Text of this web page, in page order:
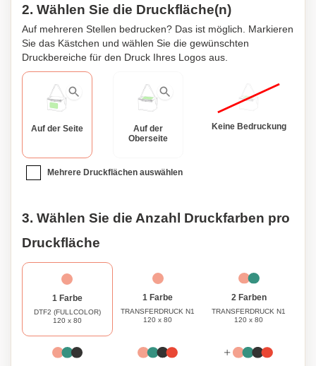
2. Wählen Sie die Druckfläche(n)
Auf mehreren Stellen bedrucken? Das ist möglich. Markieren
Sie das Kästchen und wählen Sie die gewünschten
Druckbereiche für den Druck Ihres Logos aus.
Auf der Seite
Auf der
Oberseite
Keine Bedruckung
Mehrere Druckflächen auswählen
3. Wählen Sie die Anzahl Druckfarben pro
Druckfläche
1 Farbe
DTF2 (FULLCOLOR)
120 x 80
1 Farbe
TRANSFERDRUCK N1
120 x 80
2 Farben
TRANSFERDRUCK N1
120 x 80